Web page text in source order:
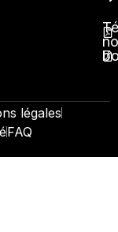
légales
FAQ